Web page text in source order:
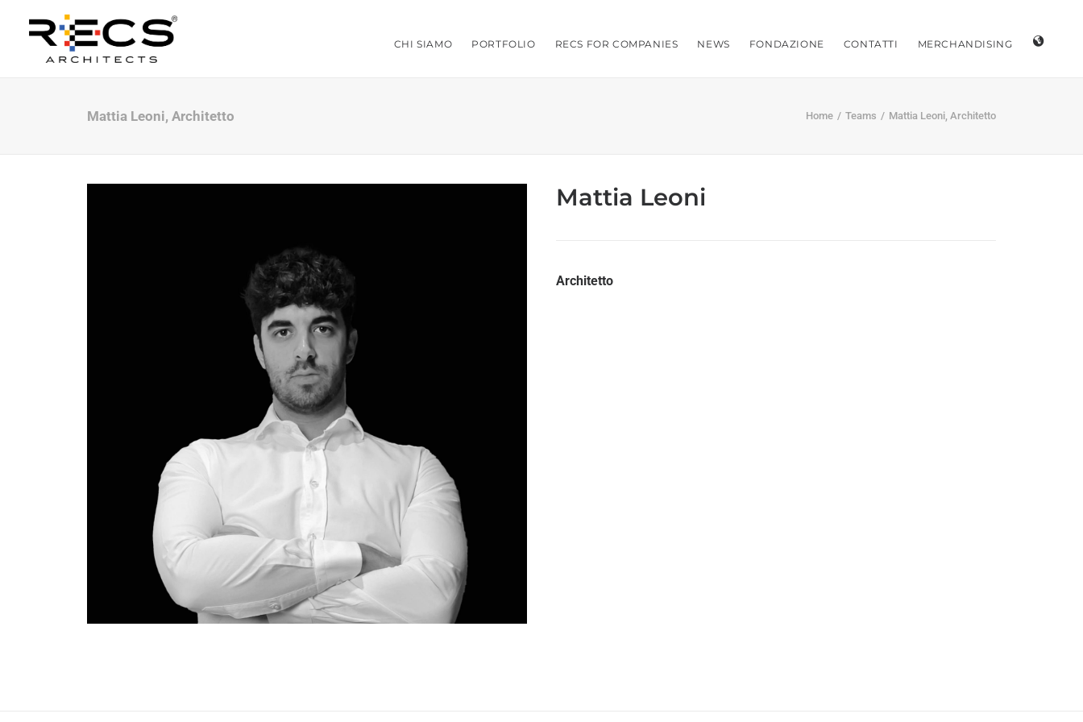
CHI SIAMO PORTFOLIO RECS FOR COMPANIES NEWS FONDAZIONE CONTATTI MERCHANDISING
Mattia Leoni, Architetto Home Teams Mattia Leoni, Architetto
Mattia Leoni
Architetto